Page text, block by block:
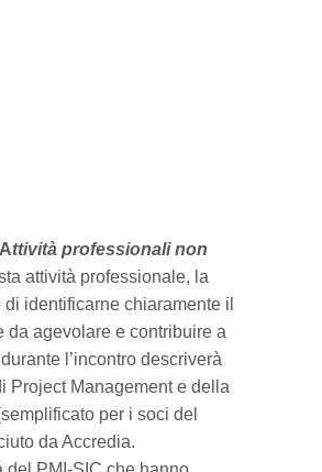
ttività professionali non
attività professionale, la
identificarne chiaramente il
da agevolare e contribuire a
l’incontro descriverà
Project Management e della
per i soci del
da Accredia.